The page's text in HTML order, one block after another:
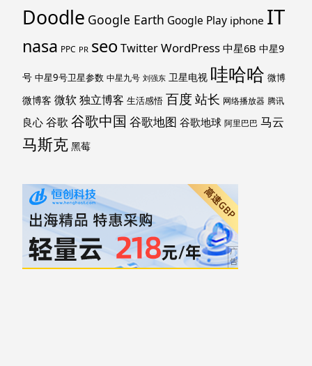
Doodle Google Earth Google Play iphone IT
nasa PPC PR seoTwitterWordPress 中星6B 中星9
号 中星9号卫星参数 中星九号 刘强东 卫星电视 哇哈哈 微博
微博客 微软独立博客 生活感悟 百度 站长 网络播放器 腾讯
良心 谷歌 谷歌中国 谷歌地图 谷歌地球 阿里巴巴 马云
马斯克 黑莓